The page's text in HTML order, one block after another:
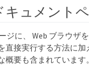
キュメント
ジに、 Web ブラウザ
直接実行する方法に
概要も含まれていま